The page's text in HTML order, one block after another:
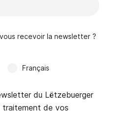
recevoir la newsletter ?
Français
du Lëtzebuerger
traitement de vos